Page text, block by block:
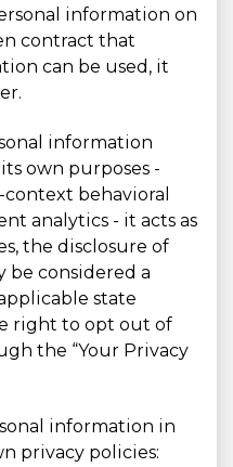
information on
contract that
can be used, it
information
own purposes -
context behavioral
analytics - it acts as
the disclosure of
be considered a
state
right to opt out of
the “Your Privacy
information in
privacy policies: